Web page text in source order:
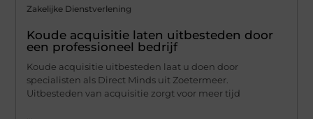
Zakelijke Dienstverlening
Koude acquisitie laten uitbesteden door
een professioneel bedrijf
Koude acquisitie uitbesteden laat u doen door
specialisten als Direct Minds uit Zoetermeer.
Uitbesteden van acquisitie zorgt voor meer tijd